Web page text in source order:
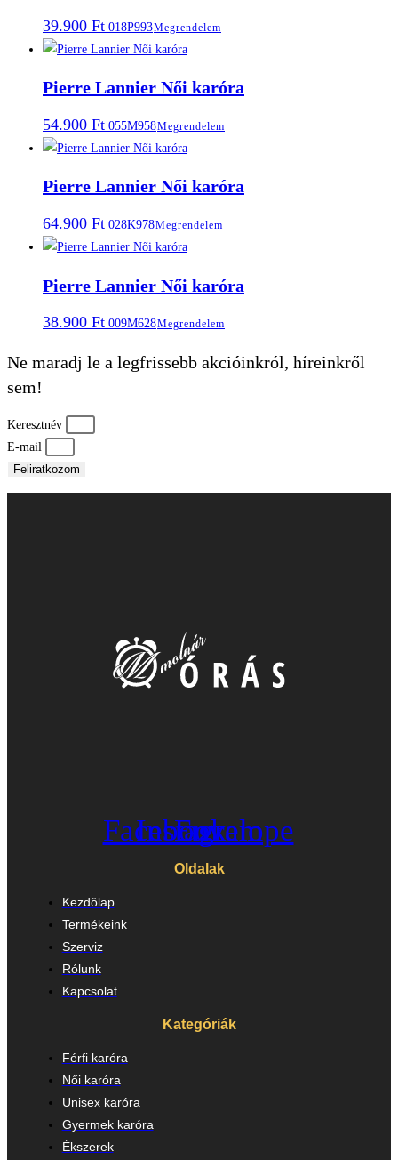
39.900 Ft 018P993Megrendelem
Pierre Lannier Női karóra
54.900 Ft 055M958Megrendelem
Pierre Lannier Női karóra
64.900 Ft 028K978Megrendelem
Pierre Lannier Női karóra
38.900 Ft 009M628Megrendelem
Ne maradj le a legfrissebb akcióinkról, híreinkről
sem!
Keresztnév
E-mail
Feliratkozom
Facebook
Instagram
Envelope
Oldalak
Kezdőlap
Termékeink
Szerviz
Rólunk
Kapcsolat
Kategóriák
Férfi karóra
Női karóra
Unisex karóra
Gyermek karóra
Ékszerek